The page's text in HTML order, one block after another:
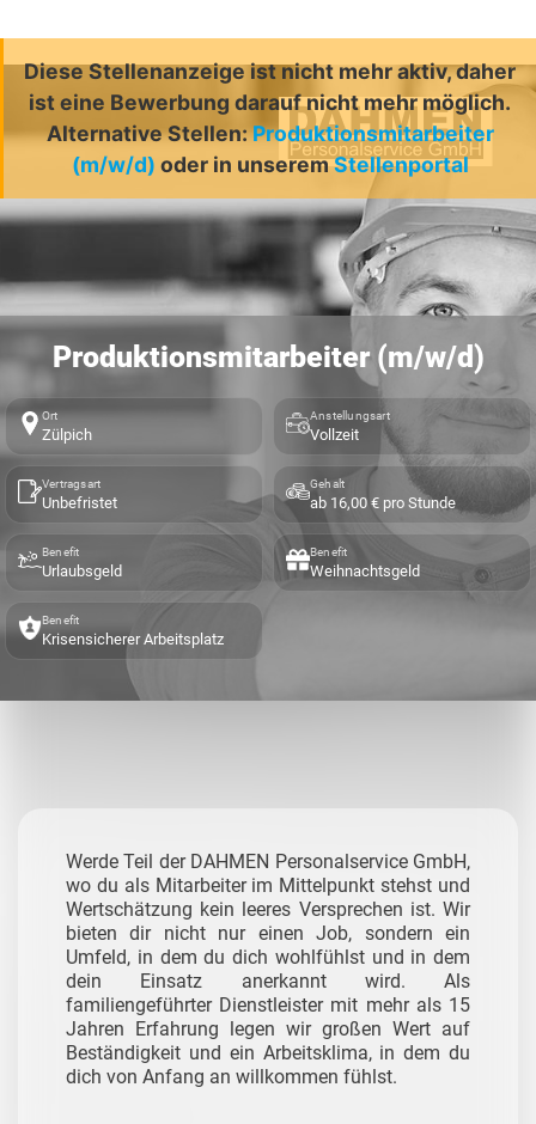
Diese Stellenanzeige ist nicht mehr aktiv, daher
ist eine Bewerbung darauf nicht mehr möglich.
Alternative Stellen:Produktionsmitarbeiter
(m/w/d) oder in unseremStellenportal
Produktionsmitarbeiter (m/w/d)
Ort
Zülpich
Anstellungsart
Vollzeit
Vertragsart
Unbefristet
Gehalt
ab 16,00 € pro Stunde
Benefit
Urlaubsgeld
Benefit
Weihnachtsgeld
Benefit
Krisensicherer Arbeitsplatz
Werde Teil der DAHMEN Personalservice GmbH,
wo du als Mitarbeiter im Mittelpunkt stehst und
Wertschätzung kein leeres Versprechen ist. Wir
bieten dir nicht nur einen Job, sondern ein
Umfeld, in dem du dich wohlfühlst und in dem
dein Einsatz anerkannt wird. Als
familiengeführter Dienstleister mit mehr als 15
Jahren Erfahrung legen wir großen Wert auf
Beständigkeit und ein Arbeitsklima, in dem du
dich von Anfang an willkommen fühlst.